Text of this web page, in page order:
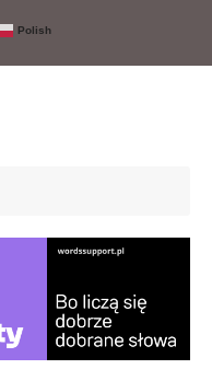
Polish